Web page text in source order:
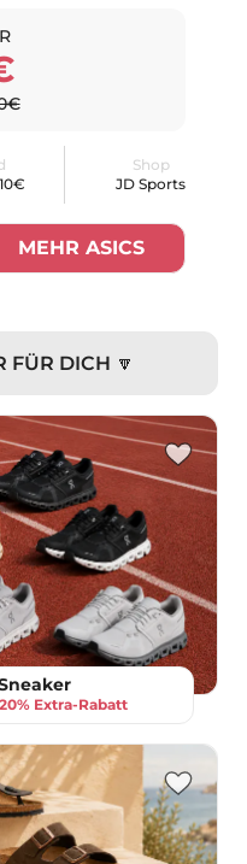
Shop
JD Sports
MEHR ASICS
FÜR DICH 🔽
Extra-Rabatt